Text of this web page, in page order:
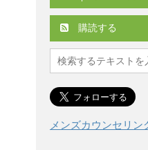
購読する
メンズカウンセリン